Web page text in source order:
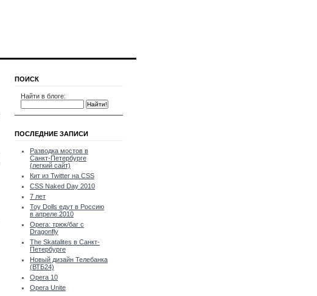
ПОИСК
Найти в блоге:
ПОСЛЕДНИЕ ЗАПИСИ
Разводка мостов в
Санкт-Петербурге
(легкий сайт)
Кит из Twitter на CSS
CSS Naked Day 2010
7 лет
Toy Dolls едут в Россию
в апреле 2010
Opera: трюк/баг с
Dragonfly
The Skatalites в Санкт-
Петербурге
Новый дизайн Телебанка
(ВТБ24)
Opera 10
Opera Unite